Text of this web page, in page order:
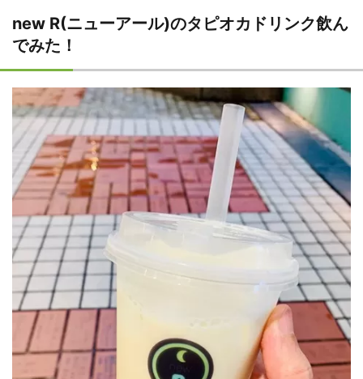
new R(ニューアール)のタピオカドリンク飲ん
でみた！